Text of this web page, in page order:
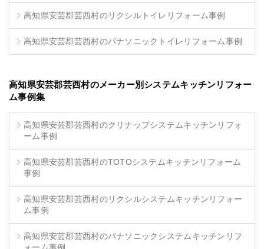
高知県安芸郡芸西村のリクシルトイレリフォーム事例
高知県安芸郡芸西村のパナソニックトイレリフォーム事例
高知県安芸郡芸西村のメーカー別システムキッチンリフォー
ム事例集
高知県安芸郡芸西村のクリナップシステムキッチンリフォ
ーム事例
高知県安芸郡芸西村のTOTOシステムキッチンリフォーム
事例
高知県安芸郡芸西村のリクシルシステムキッチンリフォー
ム事例
高知県安芸郡芸西村のパナソニックシステムキッチンリフ